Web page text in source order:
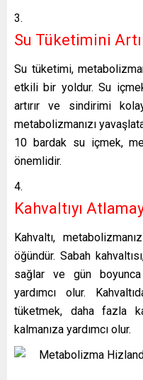
Su Tüketimini
Su tüketimi,
etkili bir yoldur. Su
artırır ve sindirimi
metabolizmanızı
10 bardak su içmek,
önemlidir.
Kahvaltıyı
Kahvaltı,
öğündür. Sabah
sağlar ve gün
yardımcı olur.
tüketmek, daha fazla
kalmanıza yardımcı olur.